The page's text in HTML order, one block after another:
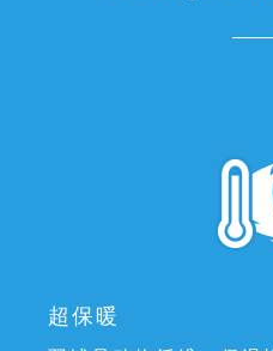
超保暖